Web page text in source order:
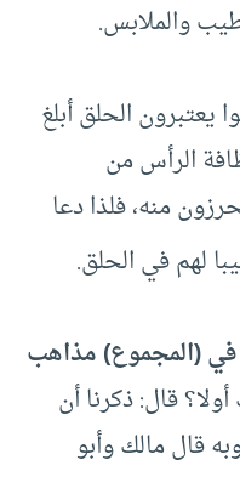
والملابس.
يعتبرون الحلق أبلغ
الرأس من
منه، فلذا دعا
لهم في الحلق.
في (المجموع) مذاهب
قال: ذكرنا أن
قال مالك وأبو